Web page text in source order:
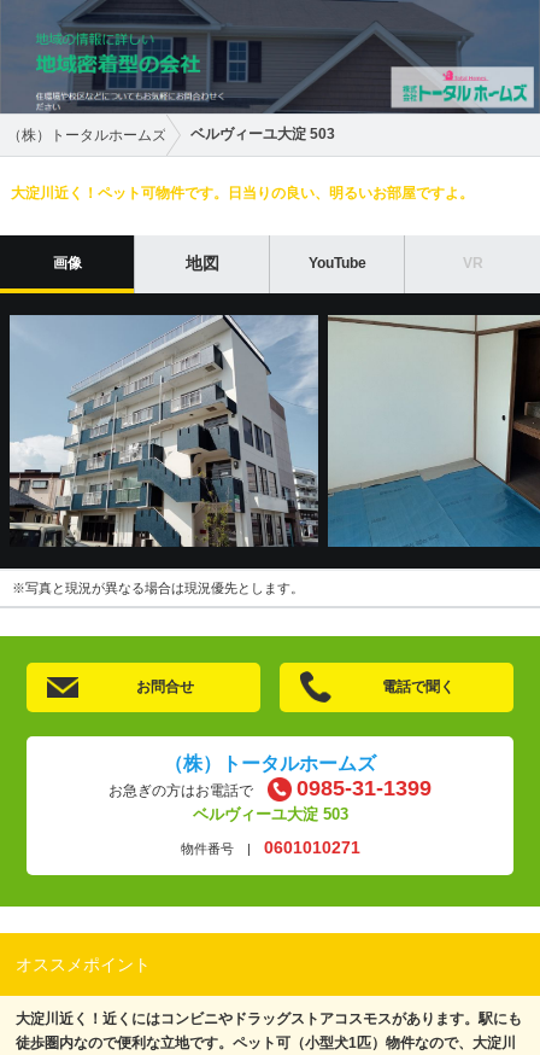
（株）トータルホームズ ベルヴィーユ大淀 503
大淀川近く！ペット可物件です。日当りの良い、明るいお部屋ですよ。
画像 地図 YouTube VR
※写真と現況が異なる場合は現況優先とします。
お問合せ 電話で聞く
（株）トータルホームズ
お急ぎの方はお電話で 0985-31-1399
ベルヴィーユ大淀 503
物件番号 | 0601010271
オススメポイント
大淀川近く！近くにはコンビニやドラッグストアコスモスがあります。駅にも
徒歩圏内なので便利な立地です。ペット可（小型犬1匹）物件なので、大淀川